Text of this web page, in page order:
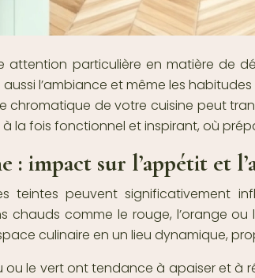
particulière en matière de
l’ambiance et même les habitudes
de votre cuisine peut
la fois fonctionnel et inspirant, où
: impact sur l’appétit et
teintes peuvent significativement
chauds comme le rouge, l’orange
culinaire en un lieu dynamique,
ou le vert ont tendance à apaiser et